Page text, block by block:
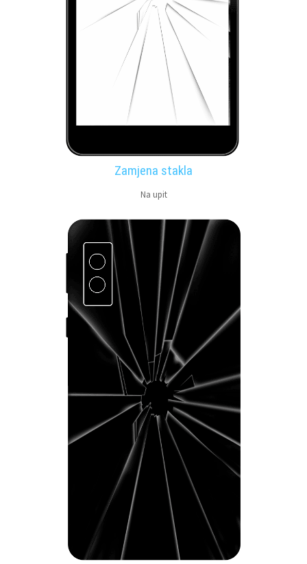
Zamjena stakla
Na upit